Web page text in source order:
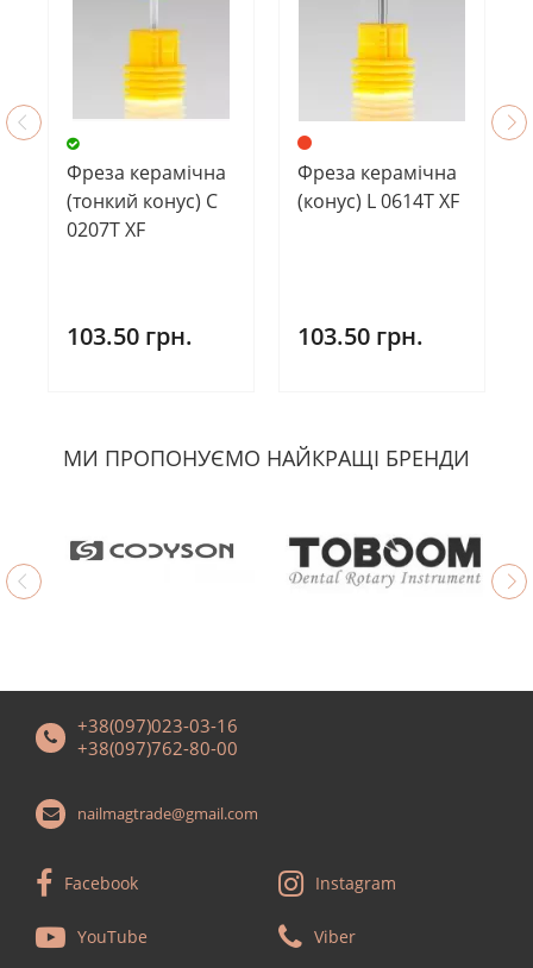
Фреза керамічна
(тонкий конус) С
0207Т ХF
103.50 грн.
Фреза керамічна
(конус) L 0614T XF
103.50 грн.
МИ ПРОПОНУЄМО НАЙКРАЩІ БРЕНДИ
+38(097)023-03-16
+38(097)762-80-00
nailmagtrade@gmail.com
Facebook Instagram
YouTube Viber